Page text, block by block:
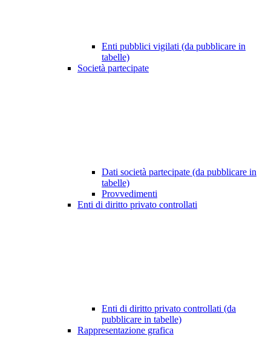
Enti pubblici vigilati (da pubblicare in
tabelle)
Società partecipate
Dati società partecipate (da pubblicare in
tabelle)
Provvedimenti
Enti di diritto privato controllati
Enti di diritto privato controllati (da
pubblicare in tabelle)
Rappresentazione grafica